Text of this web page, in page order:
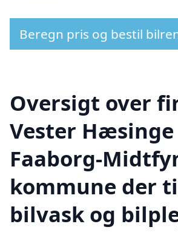
Beregn pris og bestil
Oversigt over
Vester Hæsinge
Faaborg-
kommune der
bilvask og